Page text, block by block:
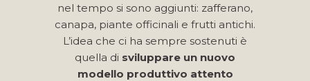
nel tempo si sono aggiunti: zafferano,
canapa, piante officinali e frutti antichi.
L’idea che ci ha sempre sostenuti è
quella di sviluppare un nuovo
modello produttivo attento